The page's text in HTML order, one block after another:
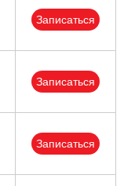
Записаться
Записаться
Записаться